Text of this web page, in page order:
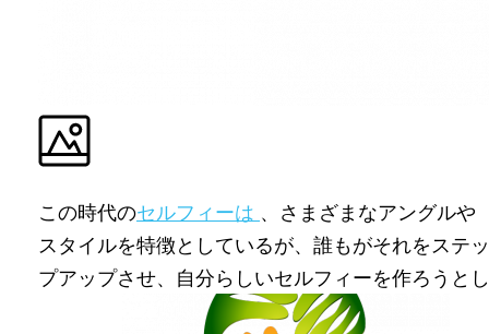
この時代のセルフィーは 、さまざまなアングルや
スタイルを特徴としているが、誰もがそれをステッ
プアップさせ、自分らしいセルフィーを作ろうとし